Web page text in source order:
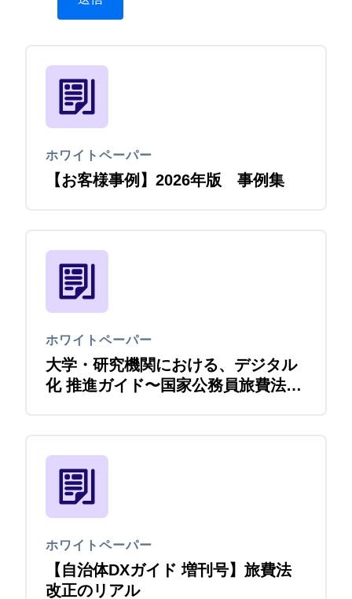
ホワイトペーパー
【お客様事例】2026年版 事例集
ホワイトペーパー
大学・研究機関における、デジタル
化 推進ガイド〜国家公務員旅費法改
ホワイトペーパー
【自治体DXガイド 増刊号】旅費法
改正のリアル